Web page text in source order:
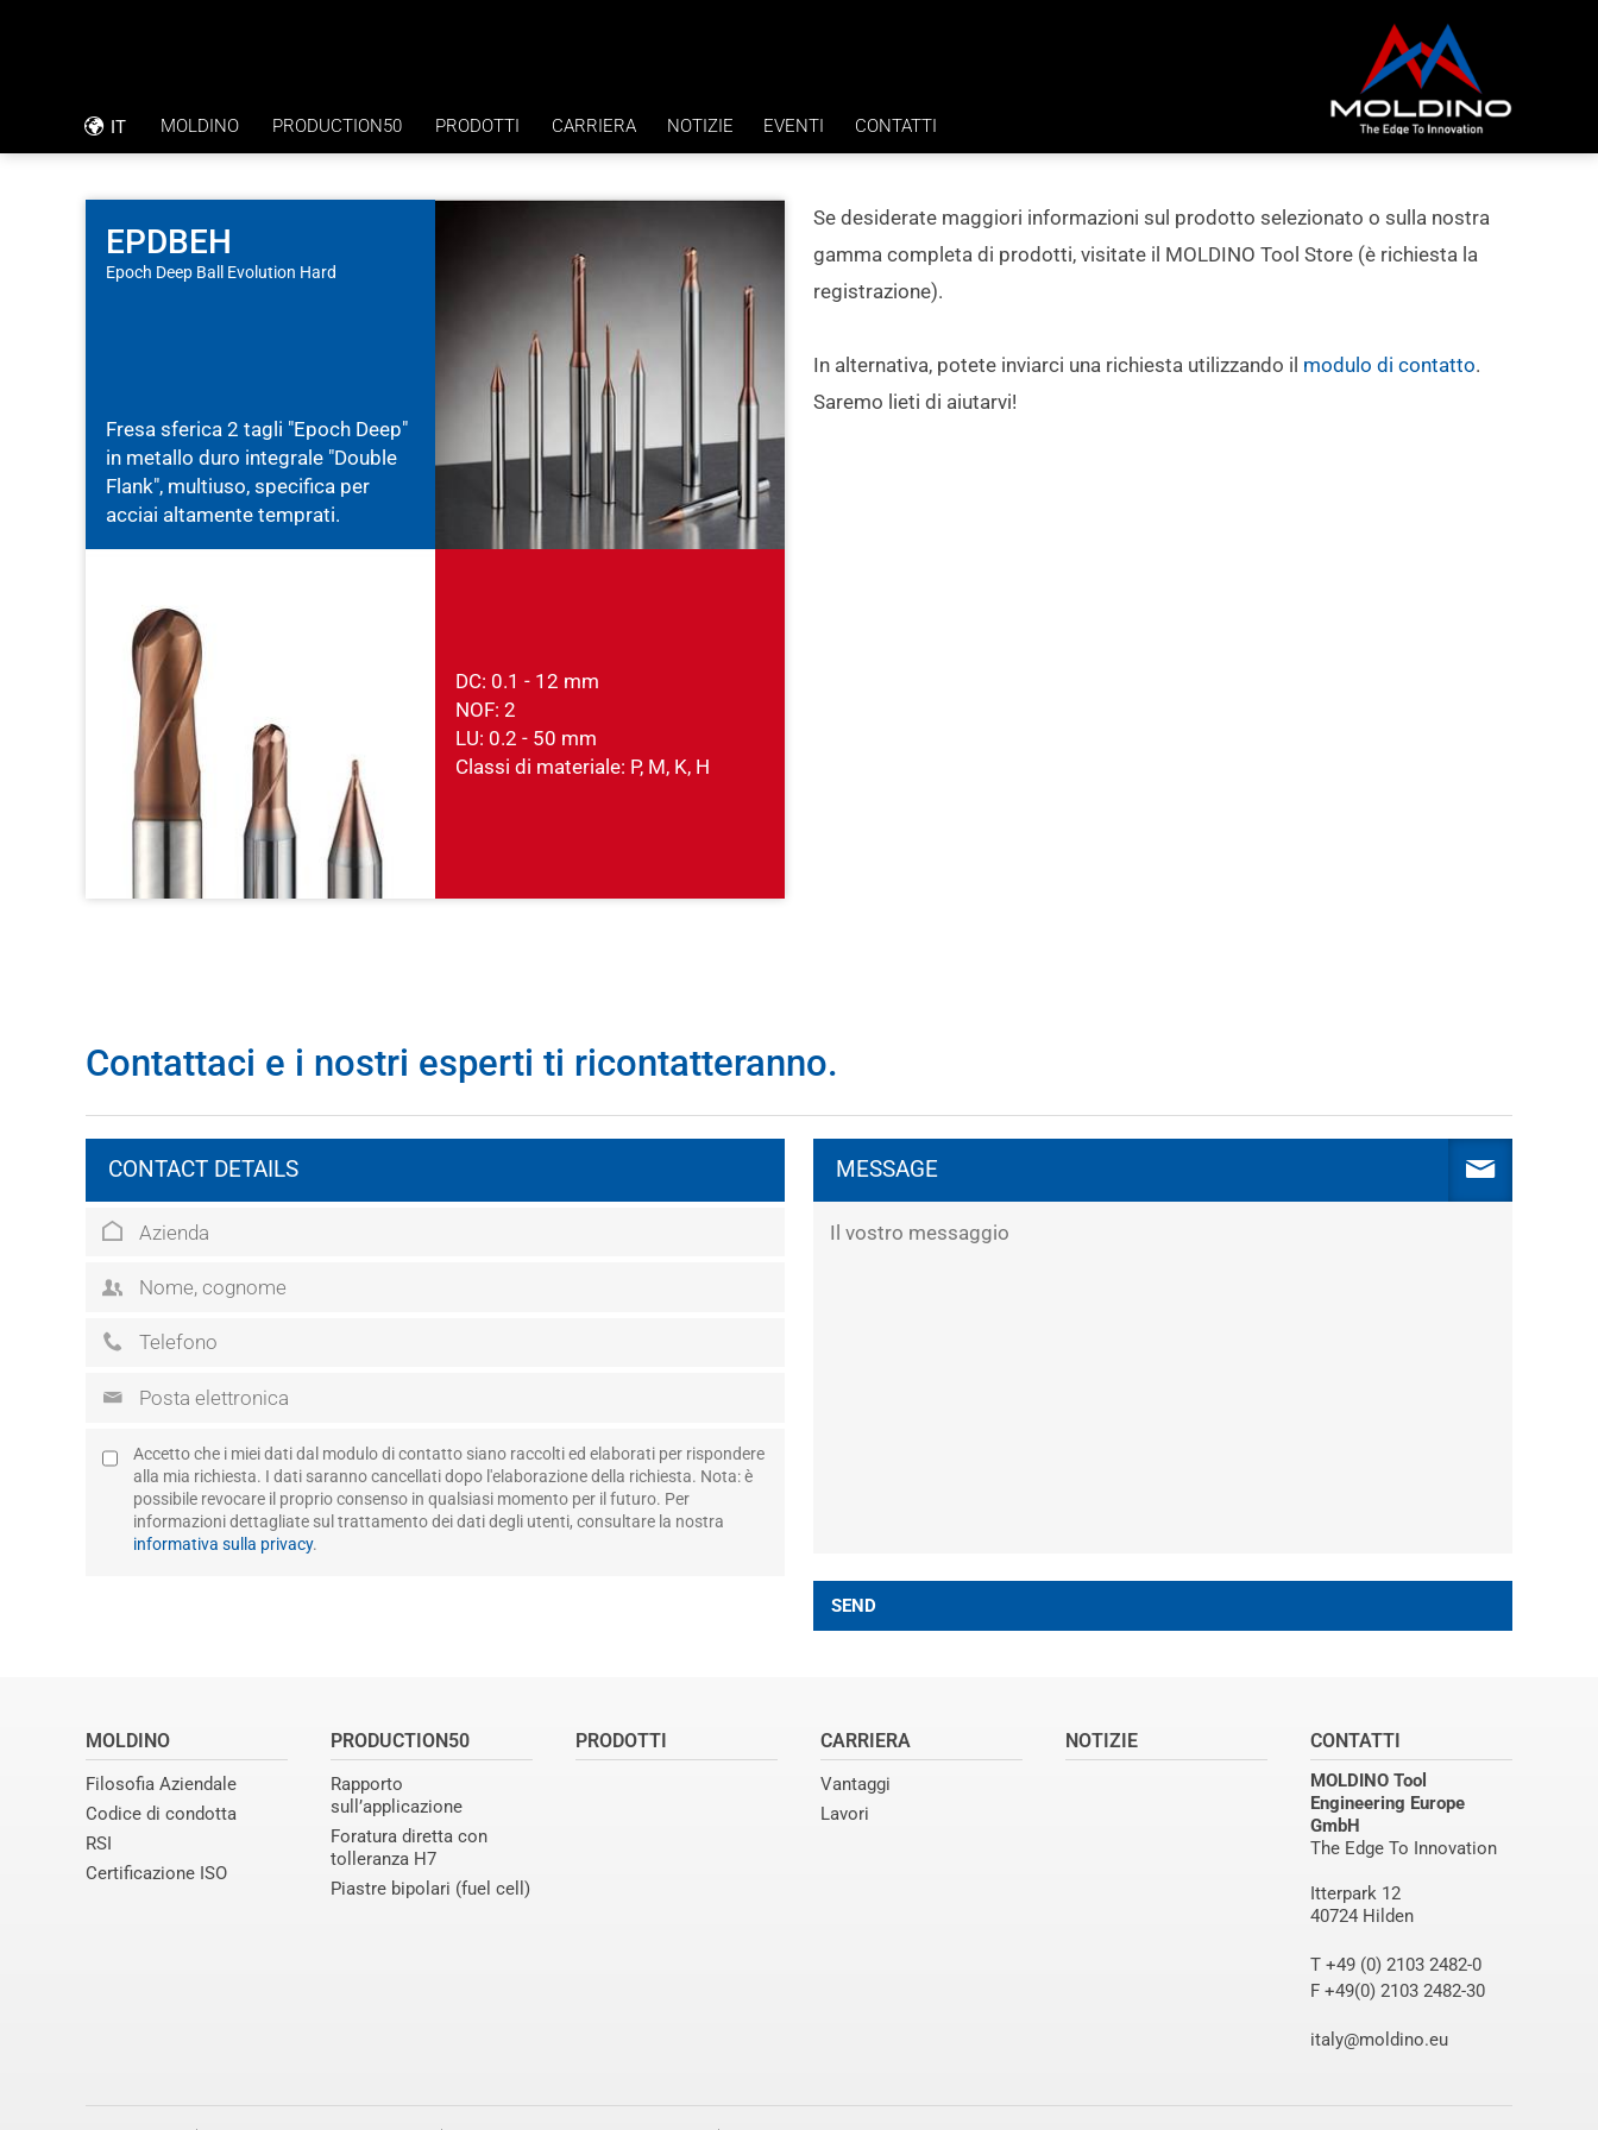
IT MOLDINO
CODICE DI CONDOTTA
RSI
PRODUCTION50
PIASTRE BIPOLARI (FUEL CELL)
PRODOTTI CARRIERA NOTIZIE EVENTI CONTATTI
EPDBEH
Epoch Deep Ball Evolution Hard
Fresa sferica 2 tagli "Epoch Deep"
in metallo duro integrale "Double
Flank", multiuso, specifica per
acciai altamente temprati.
DC: 0.1 - 12 mm
NOF: 2
LU: 0.2 - 50 mm
Classi di materiale: P, M, K, H
Se desiderate maggiori informazioni sul prodotto selezionato o sulla nostra
gamma completa di prodotti, visitate il MOLDINO Tool Store (è richiesta la
registrazione).
In alternativa, potete inviarci una richiesta utilizzando il modulo di contatto.
Saremo lieti di aiutarvi!
Contattaci e i nostri esperti ti ricontatteranno.
CONTACT DETAILS
Accetto che i miei dati dal modulo di contatto siano raccolti ed elaborati per rispondere
alla mia richiesta. I dati saranno cancellati dopo l'elaborazione della richiesta. Nota: è
possibile revocare il proprio consenso in qualsiasi momento per il futuro. Per
informazioni dettagliate sul trattamento dei dati degli utenti, consultare la nostra
informativa sulla privacy.
MESSAGE
SEND
MOLDINO
Filosofia Aziendale
Codice di condotta
RSI
Certificazione ISO
PRODUCTION50
Rapporto
sull’applicazione
Foratura diretta con
tolleranza H7
Piastre bipolari (fuel cell)
PRODOTTI CARRIERA
Vantaggi
Lavori
NOTIZIE CONTATTI
MOLDINO Tool
Engineering Europe
GmbH
The Edge To Innovation
Itterpark 12
40724 Hilden
T +49 (0) 2103 2482-0
F +49(0) 2103 2482-30
italy@moldino.eu